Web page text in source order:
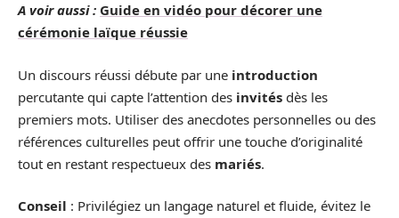
A voir aussi : Guide en vidéo pour décorer une
cérémonie laïque réussie
Un discours réussi débute par une introduction
percutante qui capte l’attention des invités dès les
premiers mots. Utiliser des anecdotes personnelles ou des
références culturelles peut offrir une touche d’originalité
tout en restant respectueux des mariés.
Conseil : Privilégiez un langage naturel et fluide, évitez le